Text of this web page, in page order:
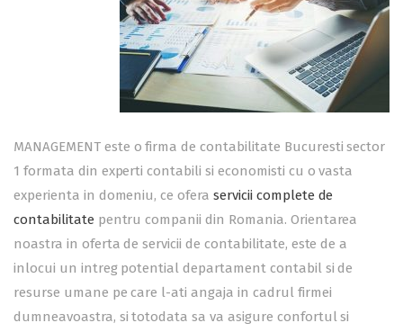
MANAGEMENT este o firma de contabilitate Bucuresti sector
1 formata din experti contabili si economisti cu o vasta
experienta in domeniu, ce oferaservicii complete de
contabilitate pentru companii din Romania. Orientarea
noastra in oferta de servicii de contabilitate, este de a
inlocui un intreg potential departament contabil si de
resurse umane pe care l-ati angaja in cadrul firmei
dumneavoastra, si totodata sa va asigure confortul si